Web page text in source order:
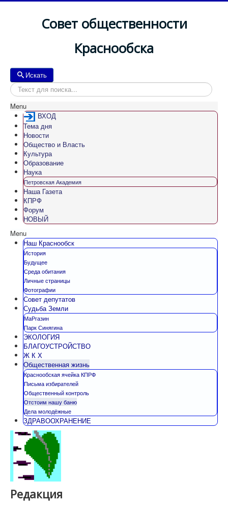
Совет общественности
Краснообска
Искать
Menu
ВХОД
Тема дня
Новости
Общество и Власть
Культура
Образование
Наука
Петровская Академия
Наша Газета
КПРФ
Форум
НОВЫЙ
Menu
Наш Краснообск
История
Будущее
Среда обитания
Личные страницы
Фотографии
Совет депутатов
Судьба Земли
МаРгазин
Парк Синягина
ЭКОЛОГИЯ
БЛАГОУСТРОЙСТВО
Ж К Х
Общественная жизнь
Краснообская ячейка КПРФ
Письма избирателей
Общественный контроль
Отстоим нашу баню
Дела молодёжные
ЗДРАВООХРАНЕНИЕ
Редакция